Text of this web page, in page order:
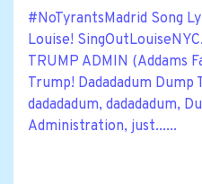
#NoTyrantsMadrid Song
Louise!
TRUMP ADMIN (Addams
Trump! Dadadadum Dump
dadadadum, dadadadum,
Administration, just......